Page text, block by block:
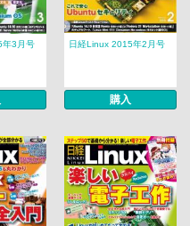
年3月号 日経Linux 2015年2月号
購入